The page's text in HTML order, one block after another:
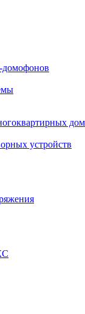
домофонов
устройств